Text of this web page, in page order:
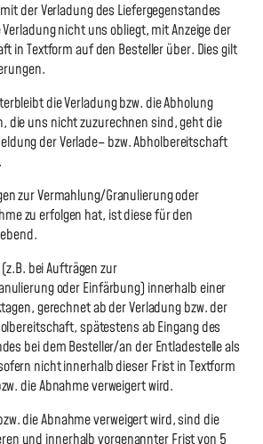
der Verladung des Liefergegenstandes
nicht uns obliegt, mit Anzeige der
in Textform auf den Besteller über. Dies gilt
die Verladung bzw. die Abholung
die uns nicht zuzurechnen sind, geht die
der Verlade– bzw. Abholbereitschaft
zur Vermahlung/Granulierung oder
zu erfolgen hat, ist diese für den
bei Aufträgen zur
oder Einfärbung) innerhalb einer
gerechnet ab der Verladung bzw. der
spätestens ab Eingang des
bei dem Besteller/an der Entladestelle als
nicht innerhalb dieser Frist in Textform
die Abnahme verweigert wird.
die Abnahme verweigert wird, sind die
und innerhalb vorgenannter Frist von 5